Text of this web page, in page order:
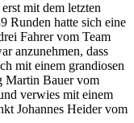
mit dem letzten
Runden hatte sich eine
Fahrer vom Team
anzunehmen, dass
mit einem grandiosen
Martin Bauer vom
verwies mit einem
Johannes Heider vom